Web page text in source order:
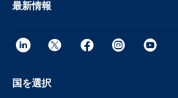
最新情報
国を選択